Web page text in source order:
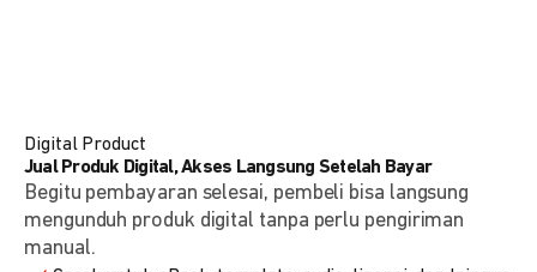
Digital Product
Jual Produk Digital, Akses Langsung Setelah Bayar
Begitu pembayaran selesai, pembeli bisa langsung
mengunduh produk digital tanpa perlu pengiriman
manual.